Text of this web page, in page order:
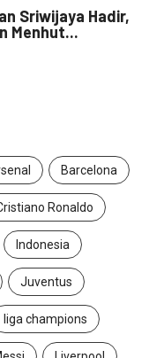
Sriwijaya Hadir,
Menhut...
Barcelona
Ronaldo
Indonesia
Juventus
liga champions